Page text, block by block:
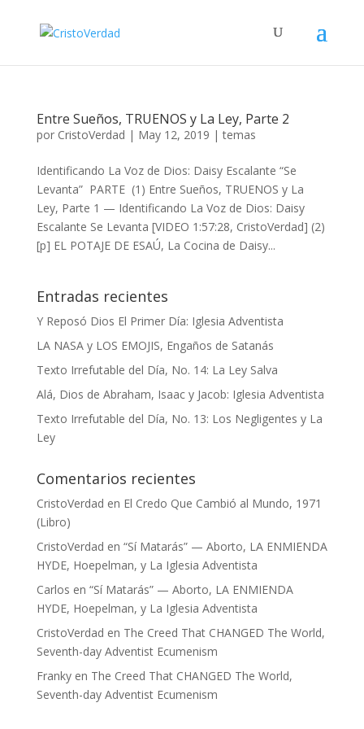
Entre Sueños, TRUENOS y La Ley, Parte 2
por CristoVerdad | May 12, 2019 |temas
Identificando La Voz de Dios: Daisy Escalante “Se
Levanta” PARTE (1) Entre Sueños, TRUENOS y La
Ley, Parte 1 — Identificando La Voz de Dios: Daisy
Escalante Se Levanta [VIDEO 1:57:28, CristoVerdad] (2)
[p] EL POTAJE DE ESAÚ, La Cocina de Daisy...
Entradas recientes
Y Reposó Dios El Primer Día: Iglesia Adventista
LA NASA y LOS EMOJIS, Engaños de Satanás
Texto Irrefutable del Día, No. 14: La Ley Salva
Alá, Dios de Abraham, Isaac y Jacob: Iglesia Adventista
Texto Irrefutable del Día, No. 13: Los Negligentes y La
Ley
Comentarios recientes
CristoVerdad en El Credo Que Cambió al Mundo, 1971
(Libro)
CristoVerdad en “Sí Matarás” — Aborto, LA ENMIENDA
HYDE, Hoepelman, y La Iglesia Adventista
Carlos en “Sí Matarás” — Aborto, LA ENMIENDA
HYDE, Hoepelman, y La Iglesia Adventista
CristoVerdad en The Creed That CHANGED The World,
Seventh-day Adventist Ecumenism
Frankyen The Creed That CHANGED The World,
Seventh-day Adventist Ecumenism